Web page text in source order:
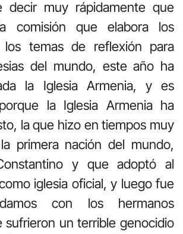
decir muy rápidamente que
comisión que elabora los
los temas de reflexión para
del mundo, este año ha
la Iglesia Armenia, y es
la Iglesia Armenia ha
la que hizo en tiempos muy
primera nación del mundo,
y que adoptó al
iglesia oficial, y luego fue
con los hermanos
sufrieron un terrible genocidio